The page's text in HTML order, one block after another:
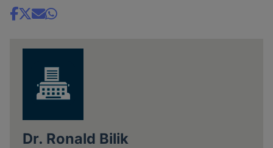
Share
Dr. Ronald Bilik